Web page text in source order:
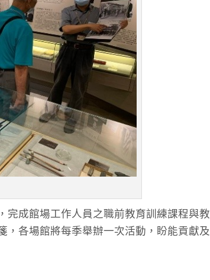
完成館場工作人員之職前教育訓練課程與教
各場館將每季舉辦一次活動，盼能貢獻及